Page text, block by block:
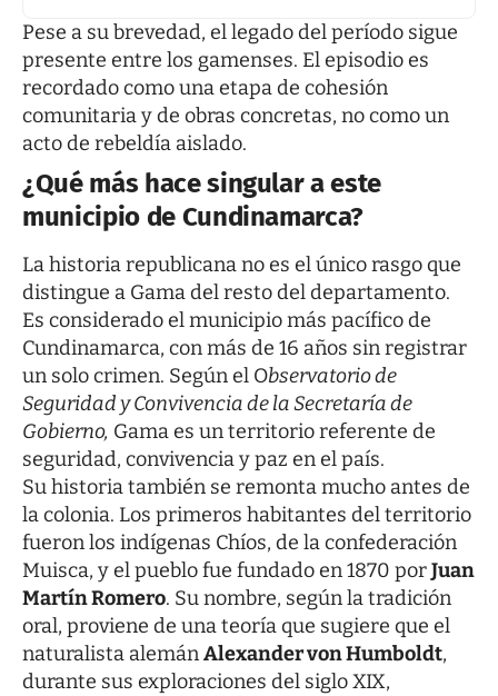
Pese a su brevedad, el legado del período sigue
presente entre los gamenses. El episodio es
recordado como una etapa de cohesión
comunitaria y de obras concretas, no como un
acto de rebeldía aislado.
¿Qué más hace singular a este
municipio de Cundinamarca?
La historia republicana no es el único rasgo que
distingue a Gama del resto del departamento.
Es considerado el municipio más pacífico de
Cundinamarca, con más de 16 años sin registrar
un solo crimen. Según el Observatorio de
Seguridad y Convivencia de la Secretaría de
Gobierno, Gama es un territorio referente de
seguridad, convivencia y paz en el país.
Su historia también se remonta mucho antes de
la colonia. Los primeros habitantes del territorio
fueron los indígenas Chíos, de la confederación
Muisca, y el pueblo fue fundado en 1870 porJuan
Martín Romero. Su nombre, según la tradición
oral, proviene de una teoría que sugiere que el
naturalista alemánAlexander von Humboldt,
durante sus exploraciones del siglo XIX,